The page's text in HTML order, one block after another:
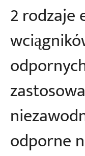
2 rodzaje
odporne